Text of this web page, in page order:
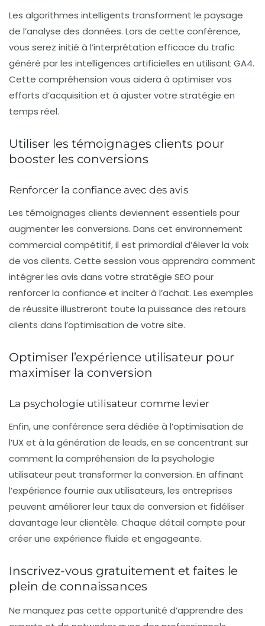
Les algorithmes intelligents transforment le paysage
de l’analyse des données. Lors de cette conférence,
vous serez initié à l’interprétation efficace du trafic
généré par les intelligences artificielles en utilisant GA4.
Cette compréhension vous aidera à optimiser vos
efforts d’acquisition et à ajuster votre stratégie en
temps réel.
Utiliser les témoignages clients pour
booster les conversions
Renforcer la confiance avec des avis
Les témoignages clients deviennent essentiels pour
augmenter les conversions. Dans cet environnement
commercial compétitif, il est primordial d’élever la voix
de vos clients. Cette session vous apprendra comment
intégrer les avis dans votre stratégie SEO pour
renforcer la confiance et inciter à l’achat. Les exemples
de réussite illustreront toute la puissance des retours
clients dans l’optimisation de votre site.
Optimiser l’expérience utilisateur pour
maximiser la conversion
La psychologie utilisateur comme levier
Enfin, une conférence sera dédiée à l’optimisation de
l’UXet à la génération de leads, en se concentrant sur
comment la compréhension de la psychologie
utilisateur peut transformer la conversion. En affinant
l’expérience fournie aux utilisateurs, les entreprises
peuvent améliorer leur taux de conversion et fidéliser
davantage leur clientèle. Chaque détail compte pour
créer une expérience fluide et engageante.
Inscrivez-vous gratuitement et faites le
plein de connaissances
Ne manquez pas cette opportunité d’apprendre des